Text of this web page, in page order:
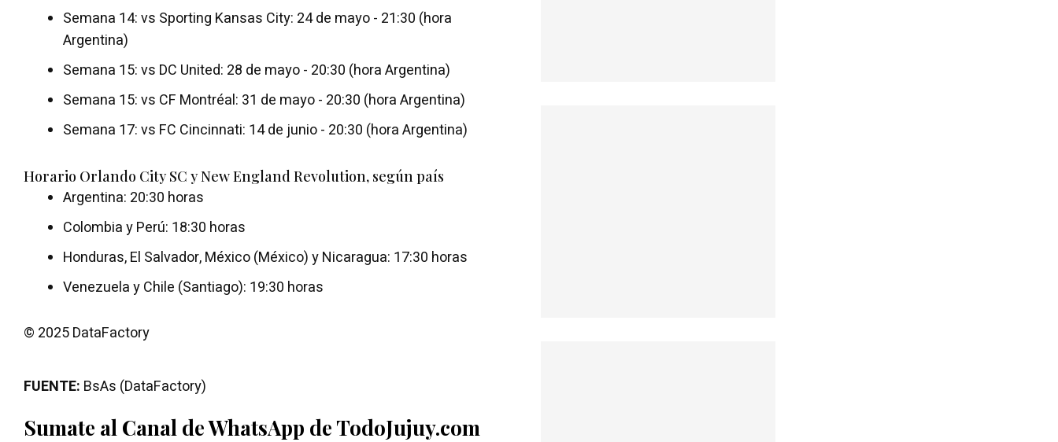
Semana 14: vs Sporting Kansas City: 24 de mayo - 21:30 (hora
Argentina)
Semana 15: vs DC United: 28 de mayo - 20:30 (hora Argentina)
Semana 15: vs CF Montréal: 31 de mayo - 20:30 (hora Argentina)
Semana 17: vs FC Cincinnati: 14 de junio - 20:30 (hora Argentina)
Horario Orlando City SC y New England Revolution, según país
Argentina: 20:30 horas
Colombia y Perú: 18:30 horas
Honduras, El Salvador, México (México) y Nicaragua: 17:30 horas
Venezuela y Chile (Santiago): 19:30 horas
© 2025 DataFactory
FUENTE: BsAs (DataFactory)
Sumate al Canal de WhatsApp de TodoJujuy.com